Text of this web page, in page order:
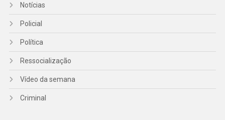
Notícias
Policial
Política
Ressocialização
Vídeo da semana
Criminal